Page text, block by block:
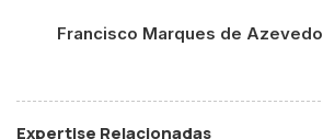
Francisco Marques de Azevedo
Expertise Relacionadas